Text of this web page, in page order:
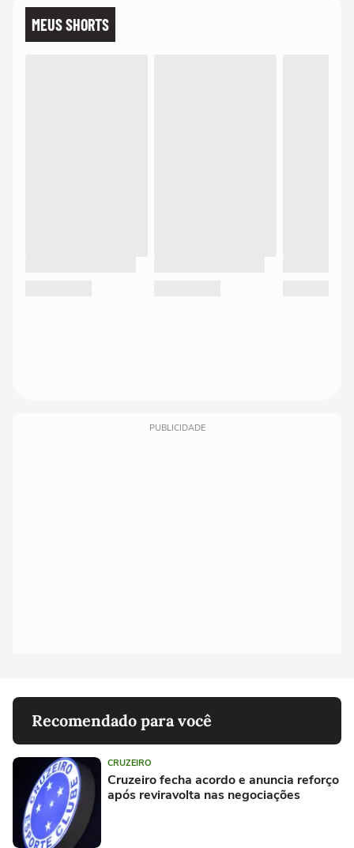
MEUS SHORTS
PUBLICIDADE
Recomendado para você
CRUZEIRO
Cruzeiro fecha acordo e anuncia reforço
após reviravolta nas negociações